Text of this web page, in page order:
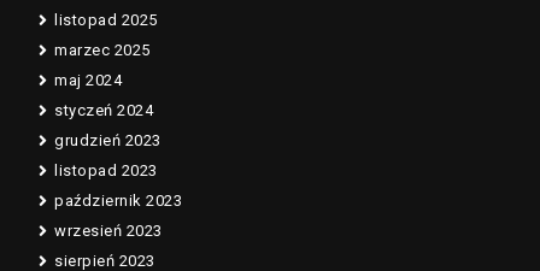
listopad 2025
marzec 2025
maj 2024
styczeń 2024
grudzień 2023
listopad 2023
październik 2023
wrzesień 2023
sierpień 2023